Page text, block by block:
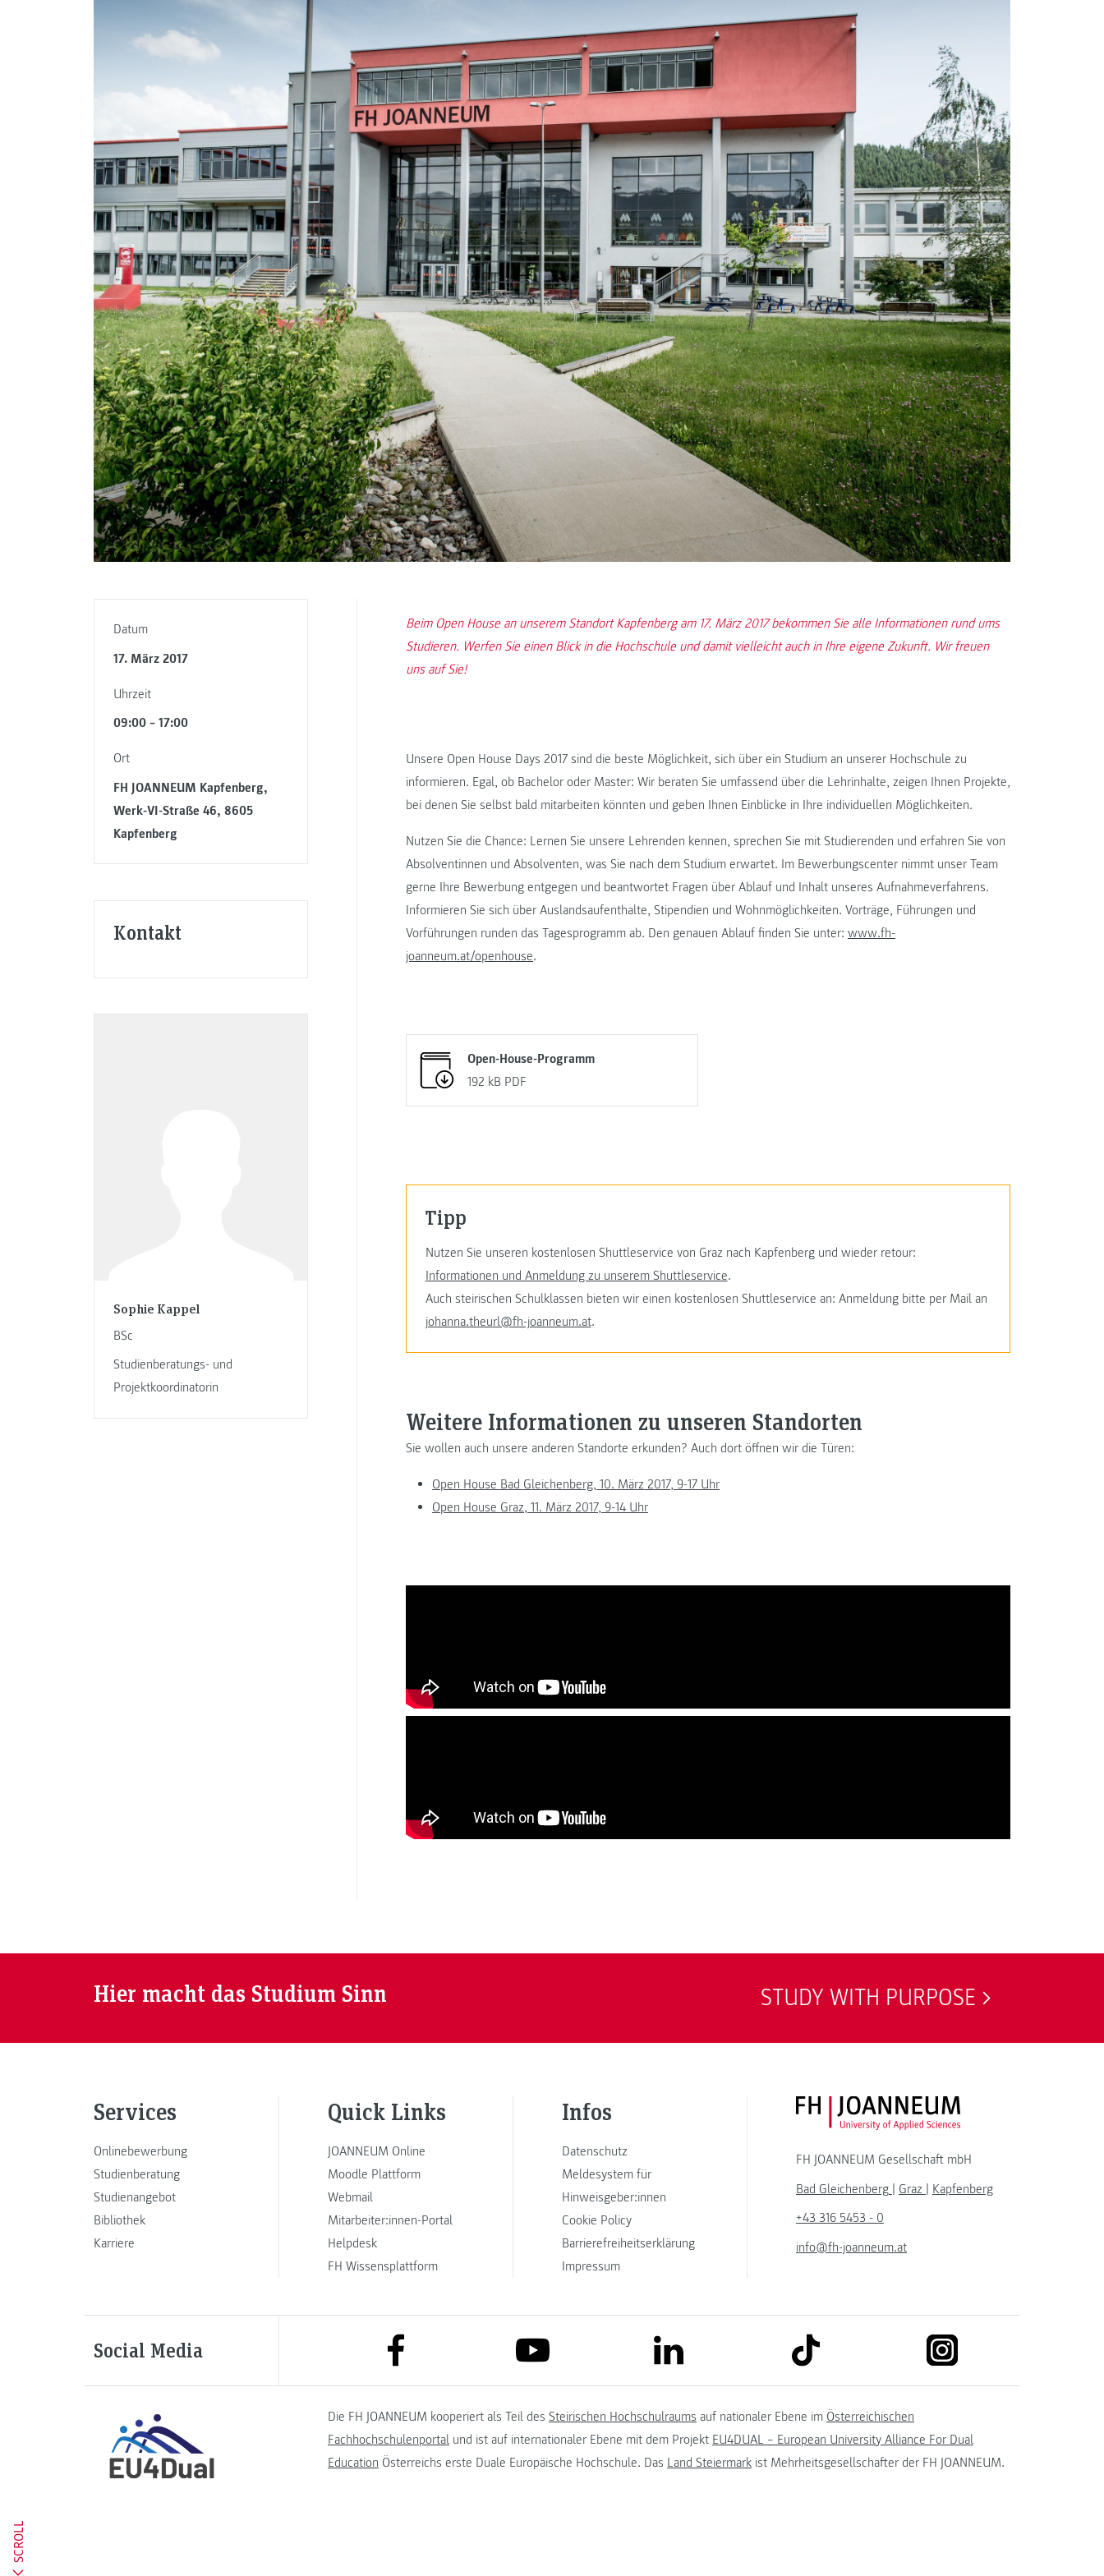
Datum
17. März 2017
Uhrzeit
09:00 – 17:00
Ort
FH JOANNEUM Kapfenberg,
Werk-VI-Straße 46, 8605
Kapfenberg
Kontakt
Sophie Kappel
BSc
Studienberatungs- und
Projektkoordinatorin
Beim Open House an unserem Standort Kapfenberg am 17. März 2017 bekommen Sie alle Informationen rund ums
Studieren. Werfen Sie einen Blick in die Hochschule und damit vielleicht auch in Ihre eigene Zukunft. Wir freuen
uns auf Sie!
Unsere Open House Days 2017 sind die beste Möglichkeit, sich über ein Studium an unserer Hochschule zu
informieren. Egal, ob Bachelor oder Master: Wir beraten Sie umfassend über die Lehrinhalte, zeigen Ihnen Projekte,
bei denen Sie selbst bald mitarbeiten könnten und geben Ihnen Einblicke in Ihre individuellen Möglichkeiten.
Nutzen Sie die Chance: Lernen Sie unsere Lehrenden kennen, sprechen Sie mit Studierenden und erfahren Sie von
Absolventinnen und Absolventen, was Sie nach dem Studium erwartet. Im Bewerbungscenter nimmt unser Team
gerne Ihre Bewerbung entgegen und beantwortet Fragen über Ablauf und Inhalt unseres Aufnahmeverfahrens.
Informieren Sie sich über Auslandsaufenthalte, Stipendien und Wohnmöglichkeiten. Vorträge, Führungen und
Vorführungen runden das Tagesprogramm ab. Den genauen Ablauf finden Sie unter: www.fh-
joanneum.at/openhouse.
Open-House-Programm
192 kB PDF
Tipp
Nutzen Sie unseren kostenlosen Shuttleservice von Graz nach Kapfenberg und wieder retour:
Informationen und Anmeldung zu unserem Shuttleservice.
Auch steirischen Schulklassen bieten wir einen kostenlosen Shuttleservice an: Anmeldung bitte per Mail an
johanna.theurl@fh-joanneum.at.
Weitere Informationen zu unseren Standorten
Sie wollen auch unsere anderen Standorte erkunden? Auch dort öffnen wir die Türen:
Open House Bad Gleichenberg, 10. März 2017, 9-17 Uhr
Open House Graz, 11. März 2017, 9-14 Uhr
SCROLL
Hier macht das Studium Sinn STUDY WITH PURPOSE
Services
Onlinebewerbung
Studienberatung
Studienangebot
Bibliothek
Karriere
Quick Links
JOANNEUM Online
Moodle Plattform
Webmail
Mitarbeiter:innen-Portal
Helpdesk
FH Wissensplattform
Infos
Datenschutz
Meldesystem für
Hinweisgeber:innen
Cookie Policy
Barrierefreiheitserklärung
Impressum
FH JOANNEUM Logo
FH JOANNEUM Gesellschaft mbH
Bad Gleichenberg | Graz | Kapfenberg
+43 316 5453 - 0
info@fh-joanneum.at
Social Media link to facebook link to youtube link to linkedin link to tiktok
Die FH JOANNEUM kooperiert als Teil des Steirischen Hochschulraums auf nationaler Ebene im Österreichischen
Fachhochschulenportal und ist auf internationaler Ebene mit dem Projekt EU4DUAL – European University Alliance For Dual
Education Österreichs erste Duale Europäische Hochschule. Das Land Steiermark ist Mehrheitsgesellschafter der FH JOANNEUM.